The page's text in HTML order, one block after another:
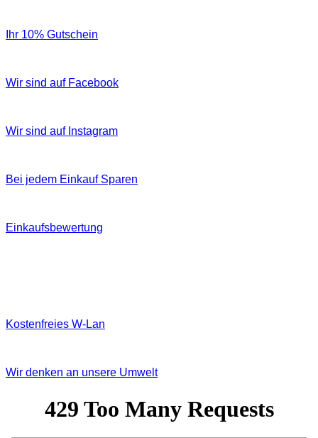
Ihr 10% Gutschein
Wir sind auf Facebook
Wir sind auf Instagram
Bei jedem Einkauf Sparen
Einkaufsbewertung
Kostenfreies W‐Lan
Wir denken an unsere Umwelt